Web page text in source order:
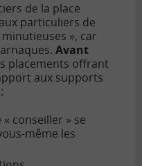
de la place
particuliers de
», car
Avant
placements offrant
aux supports
conseiller » se
même les